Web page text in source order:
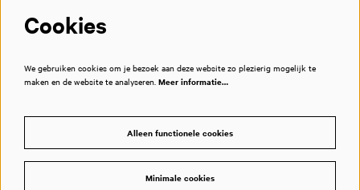
Cookies
We gebruiken cookies om je bezoek aan deze website zo plezierig mogelijk te
maken en de website te analyseren. Meer informatie…
Alleen functionele cookies
Minimale cookies